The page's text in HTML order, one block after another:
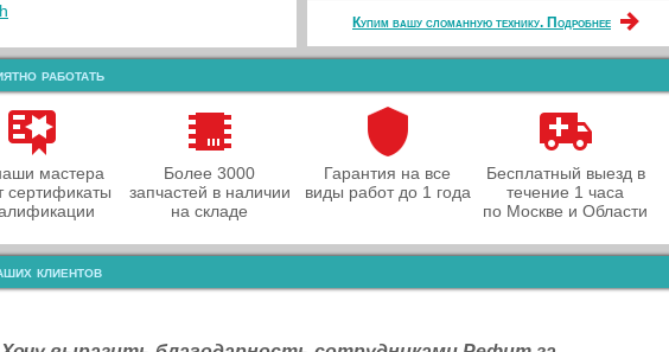
Купим вашу сломанную технику. Подробнее
работать
мастера
сертификаты
Более 3000
запчастей в наличии
на складе
Гарантия на все
виды работ до 1 года
Бесплатный выезд в
течение 1 часа
по Москве и Области
клиентов